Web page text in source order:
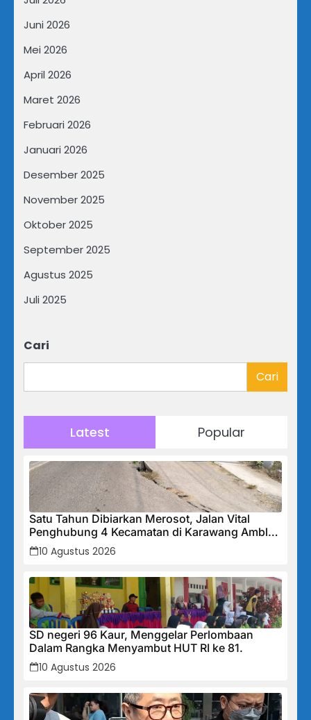
Juni 2026
Mei 2026
April 2026
Maret 2026
Februari 2026
Januari 2026
Desember 2025
November 2025
Oktober 2025
September 2025
Agustus 2025
Juli 2025
Cari
Cari
Latest Popular
Satu Tahun Dibiarkan Merosot, Jalan Vital
Penghubung 4 Kecamatan di Karawang Amblas
50 CM: PUPR Dinilai Abai, Warga Waswas
Menanti Musim Hujan
10 Agustus 2026
SD negeri 96 Kaur, Menggelar Perlombaan
Dalam Rangka Menyambut HUT RI ke 81.
10 Agustus 2026